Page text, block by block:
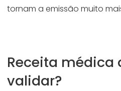
tornam a emissão muito
Receita médica
validar?